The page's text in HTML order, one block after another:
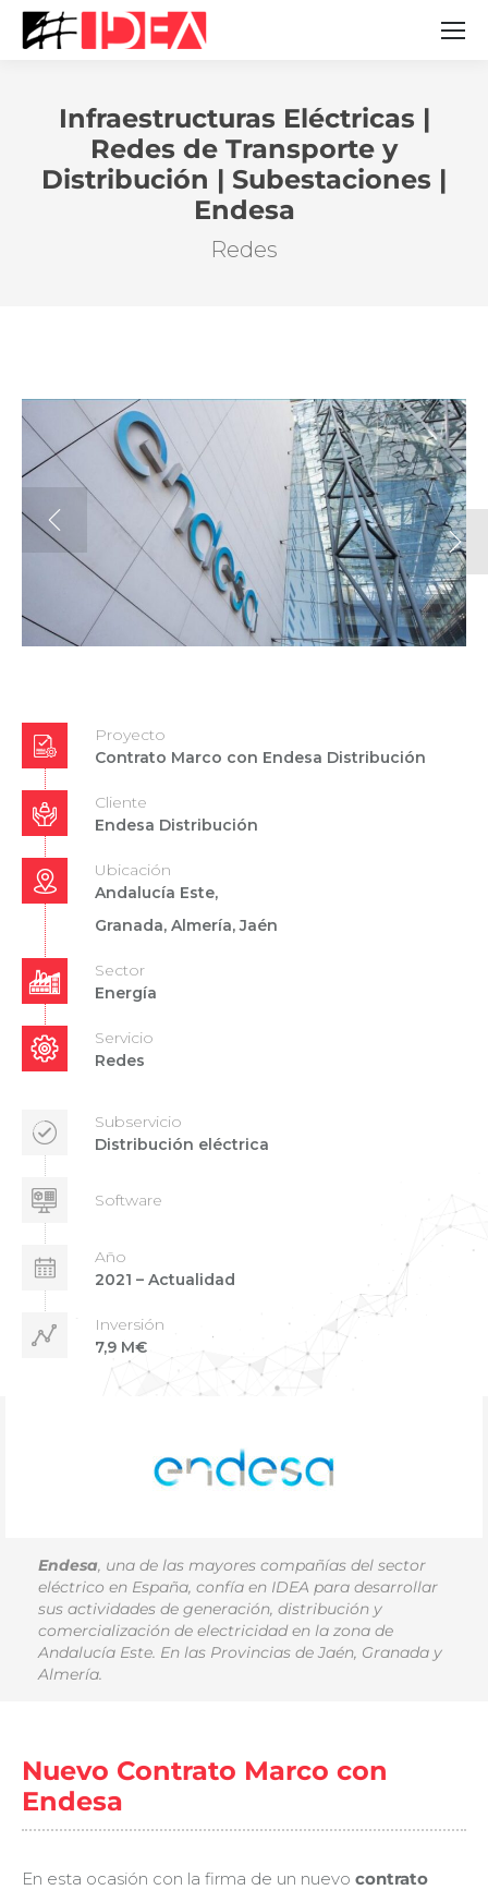
Infraestructuras Eléctricas |
Redes de Transporte y
Distribución | Subestaciones |
Endesa
Redes
Estás aquí:
Proyecto
Contrato Marco con Endesa Distribución
Cliente
Endesa Distribución
Ubicación
Andalucía Este,
Granada, Almería, Jaén
Sector
Energía
Servicio
Redes
Subservicio
Distribución eléctrica
Software
Año
2021 – Actualidad
Inversión
7,9 M€
Endesa, una de las mayores compañías del sector
eléctrico en España, confía en IDEA para desarrollar
sus actividades de generación, distribución y
comercialización de electricidad en la zona de
Andalucía Este. En las Provincias de Jaén, Granada y
Almería.
Nuevo Contrato Marco con
Endesa
En esta ocasión con la firma de un nuevo contrato